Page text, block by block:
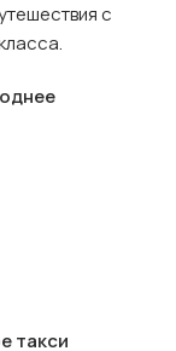
с
такси